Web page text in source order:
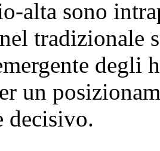
alta sono
tradizionale
degli
un
decisivo.